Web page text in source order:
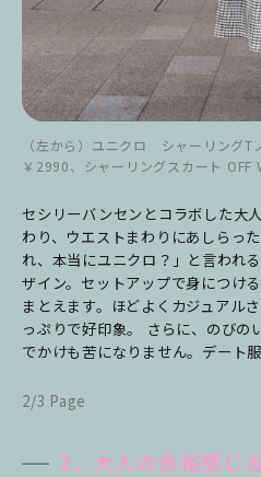
（左から）ユニクロ シャーリングT
￥2990、シャーリングスカート OFF
セシリーバンセンとコラボした大
わり、ウエストまわりにあしらっ
れ、本当にユニクロ？」と言われ
ザイン。セットアップで身につけ
まとえます。ほどよくカジュアル
っぷりで好印象。 さらに、のびの
でかけも苦になりません。デート
2/3 Page
2，大人の余裕感じ